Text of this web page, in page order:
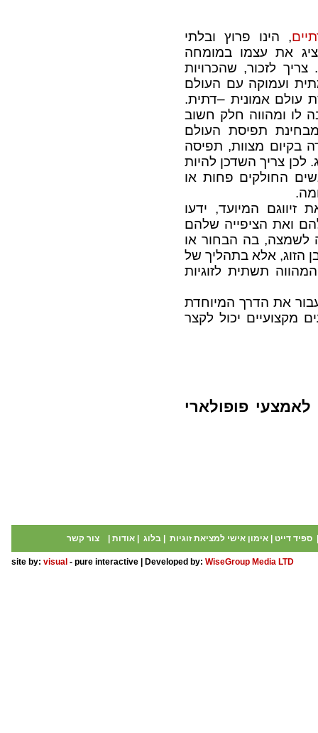
, הינו פרוץ ובלתי
את עצמו במומחה
צריך לזכור, שהכרויות
ועמוקה עם העולם
עולם אמונית –דתית.
לו ומהווה חלק חשוב
תפיסת העולם
בקיום מצוות, תפיסה
לכן צריך השדכן להיות
החולקים פחות או
המיועד, ידעו
ואת הציפייה שלהם
לשמצה, בה הבחור או
הזוג, אלא בתהליך של
תשתית לזוגיות
את הדרך המיוחדת
מקצועיים יכול לקצר
פופולארי
ספיד דייט אימון אישי למציאת זוגיות בלוג אודות צור קשר
site by: visual - pure interactive | Developed by: WiseGroup Media LTD